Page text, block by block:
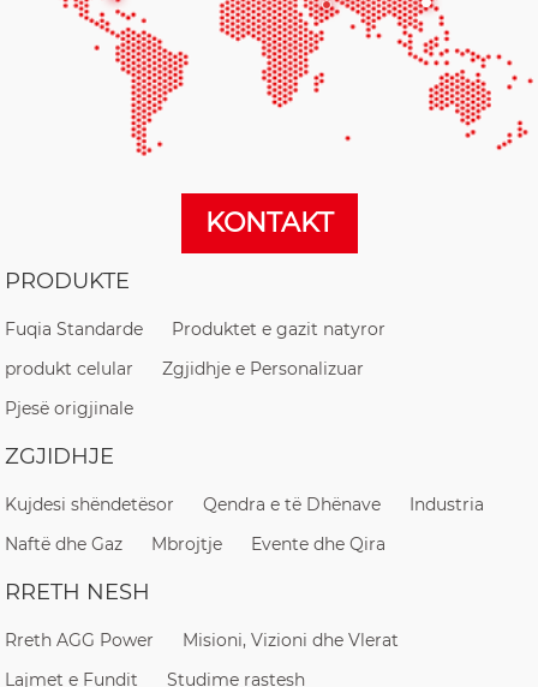
KONTAKT
PRODUKTE
Fuqia Standarde
Produktet e gazit natyror
produkt celular
Zgjidhje e Personalizuar
Pjesë origjinale
ZGJIDHJE
Kujdesi shëndetësor Qendra e të Dhënave
Industria
Naftë dhe Gaz
Mbrojtje Evente dhe Qira
RRETH NESH
Rreth AGG Power
Misioni, Vizioni dhe Vlerat
Lajmet e Fundit
Studime rastesh